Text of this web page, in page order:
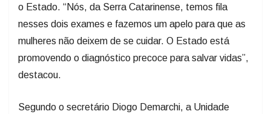
o Estado. “Nós, da Serra Catarinense, temos fila
nesses dois exames e fazemos um apelo para que as
mulheres não deixem de se cuidar. O Estado está
promovendo o diagnóstico precoce para salvar vidas”,
destacou.
Segundo o secretário Diogo Demarchi, a Unidade